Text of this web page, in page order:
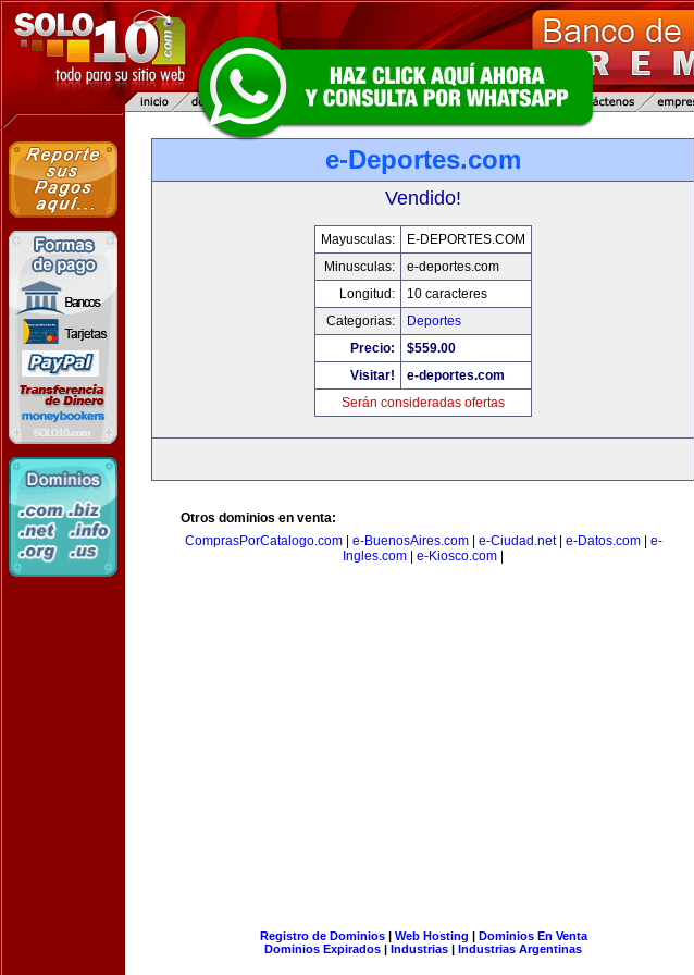
e-Deportes.com
Vendido!
Mayusculas:
E-DEPORTES.COM
Minusculas:
e-deportes.com
Longitud:
10 caracteres
Categorias:
Deportes
Precio:
$559.00
Visitar!
e-deportes.com
Serán consideradas ofertas
Otros dominios en venta:
ComprasPorCatalogo.com| e-BuenosAires.com| e-Ciudad.net| e-Datos.com| e-
Ingles.com
e-Kiosco.com
Registro de Dominios| Web Hosting | Dominios En Venta
Dominios Expirados | Industrias | Industrias Argentinas